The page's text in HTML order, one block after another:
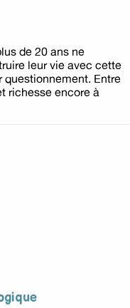
de 20 ans ne
leur vie avec cette
Entre
richesse encore à